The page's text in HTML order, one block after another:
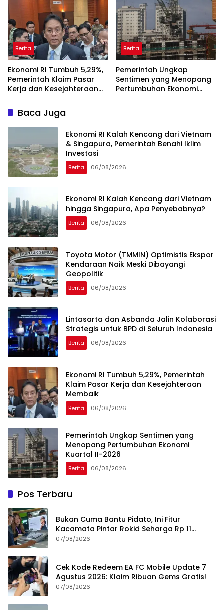
Berita
Ekonomi RI Tumbuh 5,29%,
Pemerintah Klaim Pasar
Kerja dan Kesejahteraan
Berita
Pemerintah Ungkap
Sentimen yang Menopang
Pertumbuhan Ekonomi
Baca Juga
Ekonomi RI Kalah Kencang dari Vietnam
& Singapura, Pemerintah Benahi Iklim
Investasi
Berita 06/08/2026
Ekonomi RI Kalah Kencang dari Vietnam
hingga Singapura, Apa Penyebabnya?
Berita 06/08/2026
Toyota Motor (TMMIN) Optimistis Ekspor
Kendaraan Naik Meski Dibayangi
Geopolitik
Berita 06/08/2026
Lintasarta dan Asbanda Jalin Kolaborasi
Strategis untuk BPD di Seluruh Indonesia
Berita 06/08/2026
Ekonomi RI Tumbuh 5,29%, Pemerintah
Klaim Pasar Kerja dan Kesejahteraan
Membaik
Berita 06/08/2026
Pemerintah Ungkap Sentimen yang
Menopang Pertumbuhan Ekonomi
Kuartal II-2026
Berita 06/08/2026
Pos Terbaru
Bukan Cuma Bantu Pidato, Ini Fitur
Kacamata Pintar Rokid Seharga Rp 11
Jutaan
07/08/2026
Cek Kode Redeem EA FC Mobile Update 7
Agustus 2026: Klaim Ribuan Gems Gratis!
07/08/2026